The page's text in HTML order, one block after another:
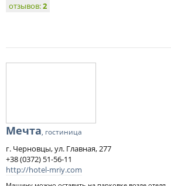
отзывов:2
Мечта, гостиница
г. Черновцы, ул. Главная, 277
+38 (0372) 51-56-11
http://hotel-mriy.com